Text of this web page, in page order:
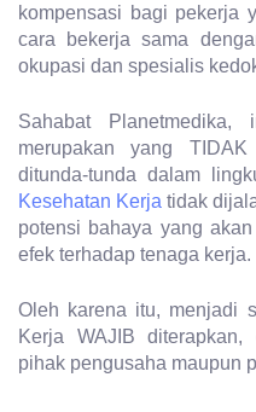
kompensasi bagi pekerja
cara bekerja sama
okupasi dan spesialis
Sahabat
merupakan yang
ditunda-tunda dalam
Kesehatan Kerja tidak
potensi bahaya yang
efek terhadap tenaga kerja.
Oleh karena itu, menjadi
Kerja WAJIB
pihak pengusaha maupun